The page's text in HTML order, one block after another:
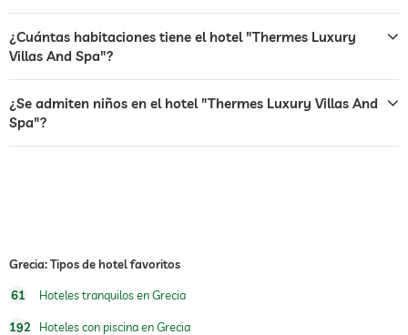
transporte al aeropuerto
desayuno
deportes de agua buceo
equitación
¿Cuántas habitaciones tiene el hotel "Thermes Luxury
Villas And Spa"?
¿Se admiten niños en el hotel "Thermes Luxury Villas And
Spa"?
Grecia: Tipos de hotel favoritos
61 Hoteles tranquilos en Grecia
192 Hoteles con piscina en Grecia